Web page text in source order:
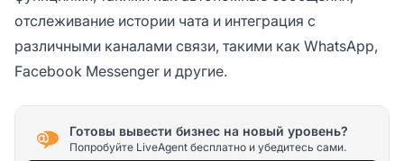
отслеживание истории чата и интеграция с
различными каналами связи, такими как WhatsApp,
Facebook Messenger и другие.
Готовы вывести бизнес на новый уровень?
Попробуйте LiveAgent бесплатно и убедитесь сами.